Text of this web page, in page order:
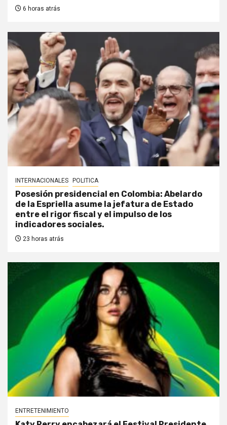
6 horas atrás
INTERNACIONALES POLITICA
Posesión presidencial en Colombia: Abelardo
de la Espriella asume la jefatura de Estado
entre el rigor fiscal y el impulso de los
indicadores sociales.
23 horas atrás
ENTRETENIMIENTO